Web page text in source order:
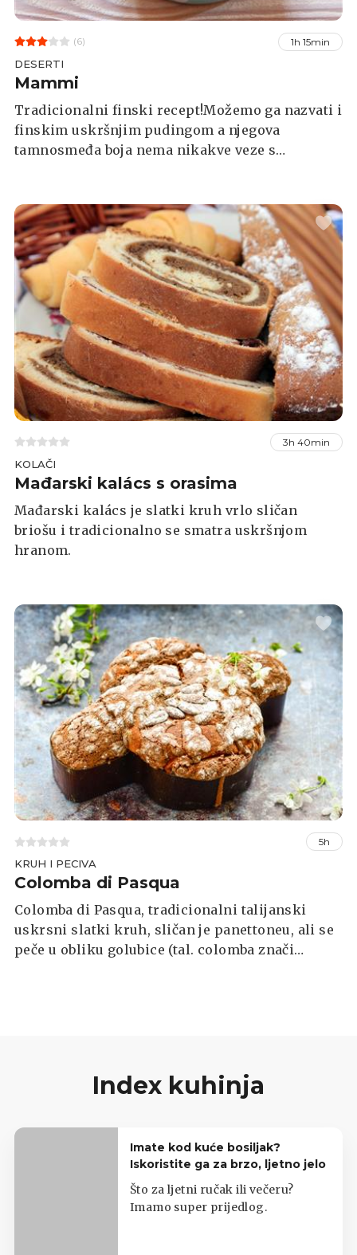
(6) 1h 15min
DESERTI
Mammi
Tradicionalni finski recept!Možemo ga nazvati i
finskim uskršnjim pudingom a njegova
tamnosmeđa boja nema nikakve veze s
3h 40min
KOLAČI
Mađarski kalács s orasima
Mađarski kalács je slatki kruh vrlo sličan
briošu i tradicionalno se smatra uskršnjom
hranom.
5h
KRUH I PECIVA
Colomba di Pasqua
Colomba di Pasqua, tradicionalni talijanski
uskrsni slatki kruh, sličan je panettoneu, ali se
peče u obliku golubice (tal. colomba znači
Index kuhinja
Imate kod kuće bosiljak?
Iskoristite ga za brzo, ljetno jelo
Što za ljetni ručak ili večeru?
Imamo super prijedlog.